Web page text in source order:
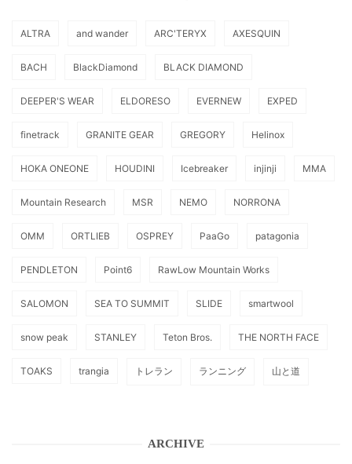
ALTRA and wander ARC'TERYX AXESQUIN
BACH BlackDiamond BLACK DIAMOND
DEEPER'S WEAR ELDORESO EVERNEW EXPED
finetrack GRANITE GEAR GREGORY Helinox
HOKA ONEONE HOUDINI Icebreaker injinji MMA
Mountain Research MSR NEMO NORRONA
OMM ORTLIEB OSPREY PaaGo patagonia
PENDLETON Point6 RawLow Mountain Works
SALOMON SEA TO SUMMIT SLIDE smartwool
snow peak STANLEY Teton Bros. THE NORTH FACE
TOAKS trangia トレラン ランニング 山と道
ARCHIVE